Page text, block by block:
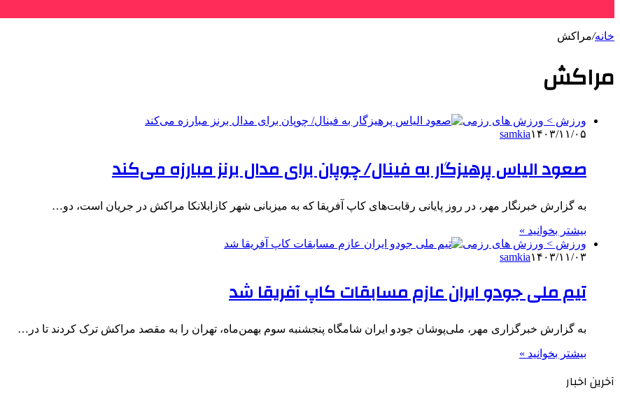
خانه/مراکش
مراکش
ورزش > ورزش های رزمی
samkia۱۴۰۳/۱۱/۰۵
صعود الیاس پرهیزگار به فینال/ چوپان برای مدال برنز مبارزه می‌کند
به گزارش خبرنگار مهر، در روز پایانی رقابت‌های کاپ آفریقا که به میزبانی شهر کازابلانکا مراکش در جریان است، دو…
بیشتر بخوانید »
ورزش > ورزش های رزمی
samkia۱۴۰۳/۱۱/۰۳
تیم ملی جودو ایران عازم مسابقات کاپ آفریقا شد
به گزارش خبرگزاری مهر، ملی‌پوشان جودو ایران شامگاه پنجشنبه سوم بهمن‌ماه، تهران را به مقصد مراکش ترک کردند تا در…
بیشتر بخوانید »
آخرین اخبار